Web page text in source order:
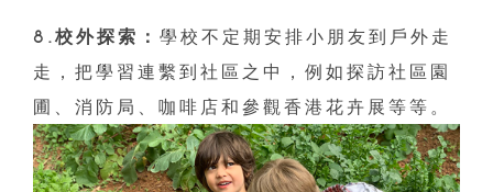
8.校外探索： 學校不定期安排小朋友到戶外走
走，把學習連繫到社區之中，例如探訪社區園
圃、消防局、咖啡店和參觀香港花卉展等等。